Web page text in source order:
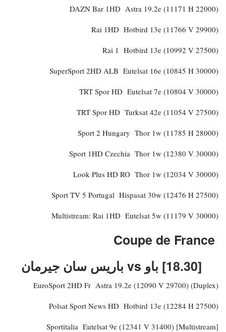
DAZN Bar 1HD Astra 19.2e (11171 H 22000)
Rai 1HD Hotbird 13e (11766 V 29900)
Rai 1 Hotbird 13e (10992 V 27500)
SuperSport 2HD ALB Eutelsat 16e (10845 H 30000)
TRT Spor HD Eutelsat 7e (10804 V 30000)
TRT Spor HD Turksat 42e (11054 V 27500)
Sport 2 Hungary Thor 1w (11785 H 28000)
Sport 1HD Czechia Thor 1w (12380 V 30000)
Look Plus HD RO Thor 1w (12034 V 30000)
Sport TV 5 Portugal Hispasat 30w (12476 H 27500)
Multistream: Rai 1HD Eutelsat 5w (11179 V 30000)
[18.30] باو vs باريس سان جيرمان
EuroSport 2HD Fr Astra 19.2e (12090 V 29700) (Duplex)
Polsat Sport News HD Hotbird 13e (12284 H 27500)
Sportitalia Eutelsat 9e (12341 V 31400) [Multistream]